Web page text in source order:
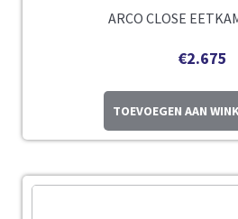
ARCO CLOSE
€2.675
TOEVOEGEN AAN